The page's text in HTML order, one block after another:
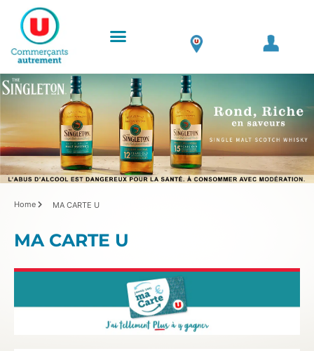
Home MA CARTE U
MA CARTE U